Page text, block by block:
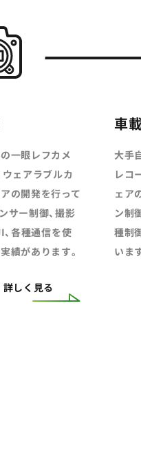
一眼レフカメ
ウェアラブルカ
の開発を行って
サー制御、撮影
、各種通信を使
績があります。
詳しく見る
車
大手
レコ
ェア
ン制
種制
いま